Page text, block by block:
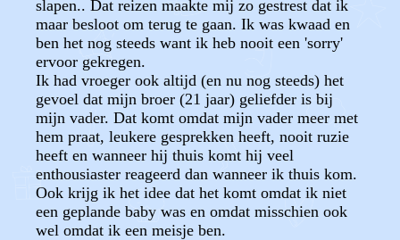
slapen.. Dat reizen maakte mij zo gestrest dat ik
maar besloot om terug te gaan. Ik was kwaad en
ben het nog steeds want ik heb nooit een 'sorry'
ervoor gekregen.
Ik had vroeger ook altijd (en nu nog steeds) het
gevoel dat mijn broer (21 jaar) geliefder is bij
mijn vader. Dat komt omdat mijn vader meer met
hem praat, leukere gesprekken heeft, nooit ruzie
heeft en wanneer hij thuis komt hij veel
enthousiaster reageerd dan wanneer ik thuis kom.
Ook krijg ik het idee dat het komt omdat ik niet
een geplande baby was en omdat misschien ook
wel omdat ik een meisje ben.